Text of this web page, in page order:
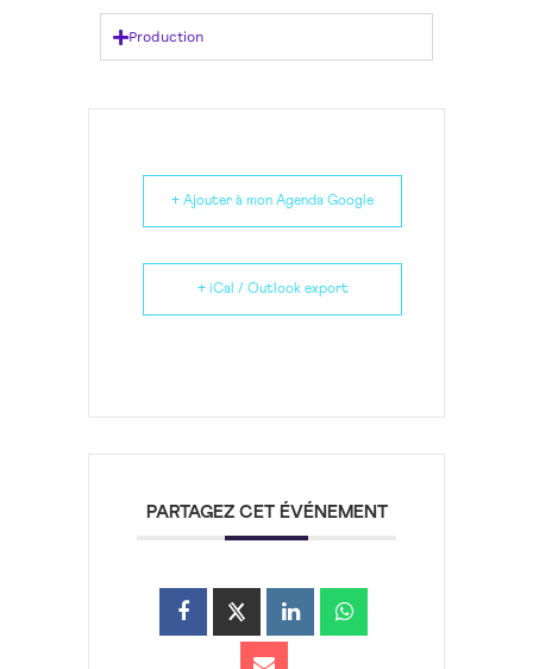
Production
+ Ajouter à mon Agenda Google
+ iCal / Outlook export
PARTAGEZ CET ÉVÉNEMENT